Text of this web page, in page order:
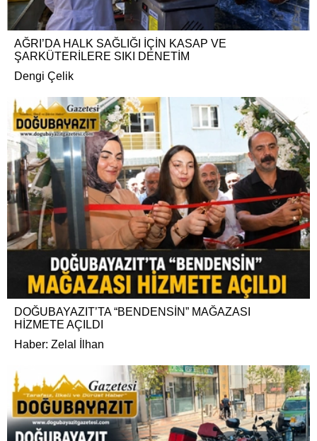
AĞRI’DA HALK SAĞLIĞI İÇİN KASAP VE
ŞARKÜTERİLERE SIKI DENETİM
Dengi Çelik
DOĞUBAYAZIT’TA “BENDENSİN” MAĞAZASI
HİZMETE AÇILDI
Haber: Zelal İlhan